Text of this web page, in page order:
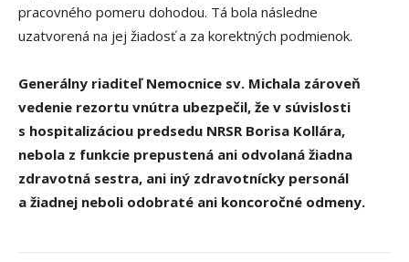
pracovného pomeru dohodou. Tá bola následne
uzatvorená na jej žiadosť a za korektných podmienok.
Generálny riaditeľ Nemocnice sv. Michala zároveň
vedenie rezortu vnútra ubezpečil, že v súvislosti
s hospitalizáciou predsedu NRSR Borisa Kollára,
nebola z funkcie prepustená ani odvolaná žiadna
zdravotná sestra, ani iný zdravotnícky personál
a žiadnej neboli odobraté ani koncoročné odmeny.